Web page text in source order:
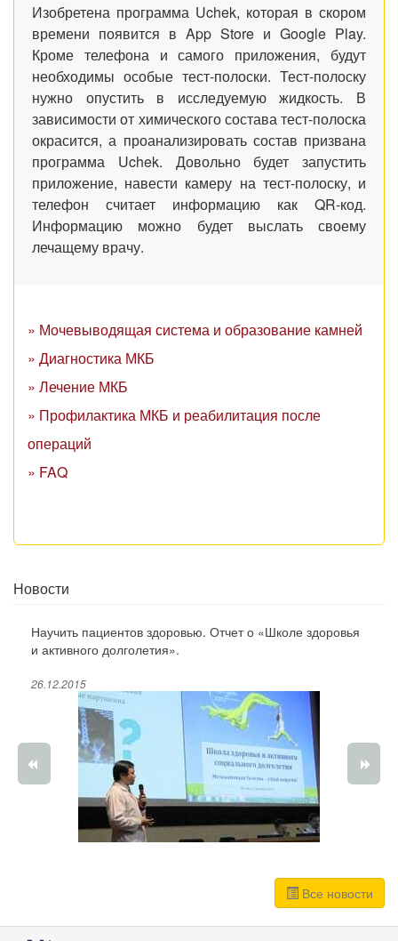
Изобретена программа Uchek, которая в скором
времени появится в App Store и Google Play.
Кроме телефона и самого приложения, будут
необходимы особые тест-полоски. Тест-полоску
нужно опустить в исследуемую жидкость. В
зависимости от химического состава тест-полоска
окрасится, а проанализировать состав призвана
программа Uchek. Довольно будет запустить
приложение, навести камеру на тест-полоску, и
телефон считает информацию как QR-код.
Информацию можно будет выслать своему
лечащему врачу.
» Мочевыводящая система и образование камней
» Диагностика МКБ
» Лечение МКБ
» Профилактика МКБ и реабилитация после
операций
» FAQ
Новости
Научить пациентов здоровью. Отчет о «Школе здоровья
и активного долголетия».
26.12.2015
Все новости